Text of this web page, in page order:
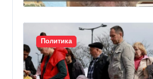
Политика